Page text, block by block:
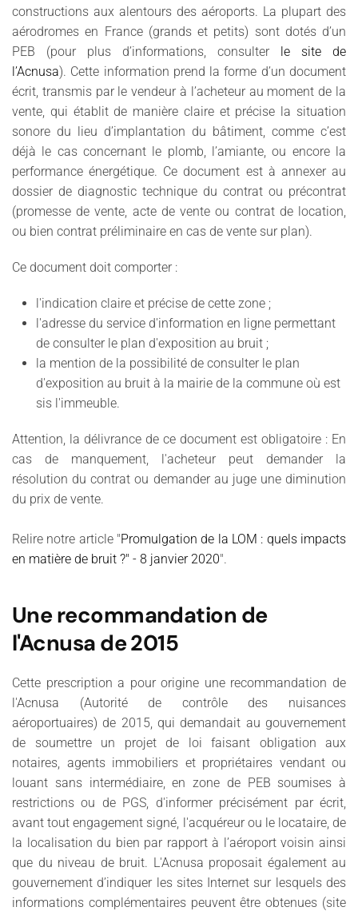
constructions aux alentours des aéroports. La plupart des
aérodromes en France (grands et petits) sont dotés d’un
PEB (pour plus d’informations, consulter le site de
l’Acnusa). Cette information prend la forme d’un document
écrit, transmis par le vendeur à l’acheteur au moment de la
vente, qui établit de manière claire et précise la situation
sonore du lieu d’implantation du bâtiment, comme c’est
déjà le cas concernant le plomb, l’amiante, ou encore la
performance énergétique. Ce document est à annexer au
dossier de diagnostic technique du contrat ou précontrat
(promesse de vente, acte de vente ou contrat de location,
ou bien contrat préliminaire en cas de vente sur plan).
Ce document doit comporter :
l'indication claire et précise de cette zone ;
l'adresse du service d'information en ligne permettant
de consulter le plan d'exposition au bruit ;
la mention de la possibilité de consulter le plan
d'exposition au bruit à la mairie de la commune où est
sis l'immeuble.
Attention, la délivrance de ce document est obligatoire : En
cas de manquement, l'acheteur peut demander la
résolution du contrat ou demander au juge une diminution
du prix de vente.
Relire notre article "Promulgation de la LOM : quels impacts
en matière de bruit ?" - 8 janvier 2020".
Une recommandation de
l'Acnusa de 2015
Cette prescription a pour origine une recommandation de
l'Acnusa (Autorité de contrôle des nuisances
aéroportuaires) de 2015, qui demandait au gouvernement
de soumettre un projet de loi faisant obligation aux
notaires, agents immobiliers et propriétaires vendant ou
louant sans intermédiaire, en zone de PEB soumises à
restrictions ou de PGS, d'informer précisément par écrit,
avant tout engagement signé, l'acquéreur ou le locataire, de
la localisation du bien par rapport à l’aéroport voisin ainsi
que du niveau de bruit. L'Acnusa proposait également au
gouvernement d’indiquer les sites Internet sur lesquels des
informations complémentaires peuvent être obtenues (site